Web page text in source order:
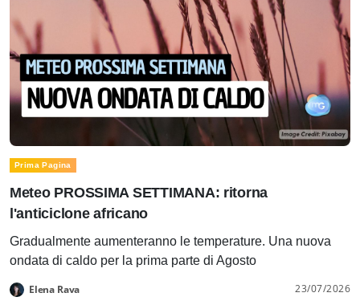
Prima Pagina
Meteo PROSSIMA SETTIMANA: ritorna
l'anticiclone africano
Gradualmente aumenteranno le temperature. Una nuova
ondata di caldo per la prima parte di Agosto
Elena Rava 23/07/2026